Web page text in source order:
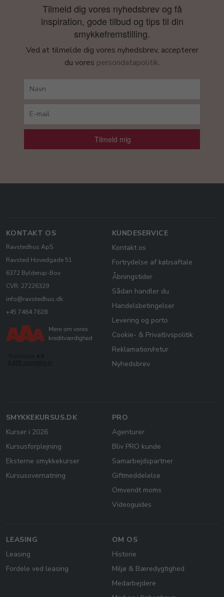
Tilmeld dig vores nyhedsbrev og få
inspiration, gode tilbud og tips til din
smykkefremstilling.
Ved at tilmelde dig vores nyhedsbrev, accepterer
du vores persondatapolitik.
Tilmeld mig
KONTAKT OS
Ravstedhus ApS
Ravsted Hovedgade 51
6372 Bylderup-Bov
CVR: 27226329
info@ravstedhus.dk
+45 7464 7628
KUNDESERVICE
Kontakt os
Fortrydelse af købsaftale
Åbningstider
Sådan handler du
Handelsbetingelser
Levering og porto
Cookie- & Privatlivspolitik
Reklamation/retur
Nyhedsbrev
SMYKKEKURSUS.DK
Kurser i 2026
Kursusforplejning
Eksterne smykkekurser
Kursusovernatning
PRO
Agenturer
Bliv PRO kunde
Samarbejdspartner
Giftmeddelelse
Omvendt moms
Videoguides
LEASING
Leasing
Fordele ved leasing
OM OS
Historie
Miljø & Bæredygtighed
Medarbejdere